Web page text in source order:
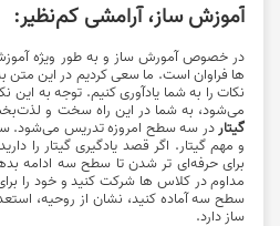
آموزش ساز، آرامشی کم‌نظیر:
در خصوص آمورش ساز و به طور ویژه آموزش
ها فراوان است. ما سعی کردیم در این
نکات را به شما یادآوری کنیم. توجه به
می‌شود، به شما در این راه سخت و
گیتاردر سه سطح امروزه تدریس می‌شود.
و مهم گیتار. اگر قصد یادگیری گیتار را
برای حرفه‌ای تر شدن تا سطح سه ادامه
مداوم در کلاس ها شرکت کنید و خود را
سطح سه آماده کنید، نشان از روحیه،
ساز دارد.